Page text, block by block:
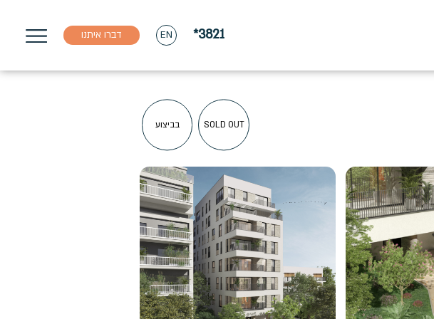
*3821
EN דברו איתנו
SOLD OUT בביצוע